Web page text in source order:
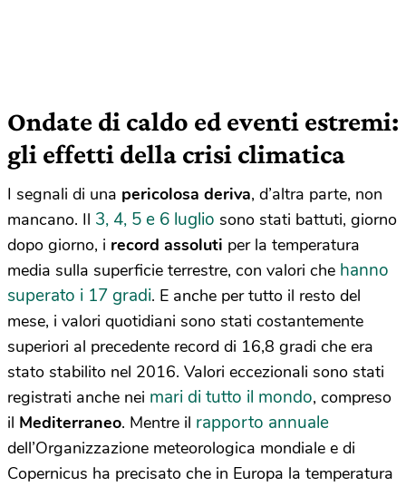
Ondate di caldo ed eventi estremi:
gli effetti della crisi climatica
I segnali di una pericolosa deriva, d’altra parte, non
mancano. Il 3, 4, 5 e 6 luglio sono stati battuti, giorno
dopo giorno, i record assoluti per la temperatura
media sulla superficie terrestre, con valori che hanno
superato i 17 gradi. E anche per tutto il resto del
mese, i valori quotidiani sono stati costantemente
superiori al precedente record di 16,8 gradi che era
stato stabilito nel 2016. Valori eccezionali sono stati
registrati anche nei mari di tutto il mondo, compreso
il Mediterraneo. Mentre il rapporto annuale
dell’Organizzazione meteorologica mondiale e di
Copernicus ha precisato che in Europa la temperatura